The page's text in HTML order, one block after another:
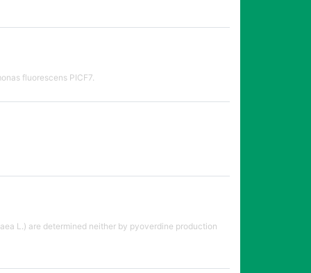
fluorescens PICF7.
L.) are determined neither by pyoverdine production